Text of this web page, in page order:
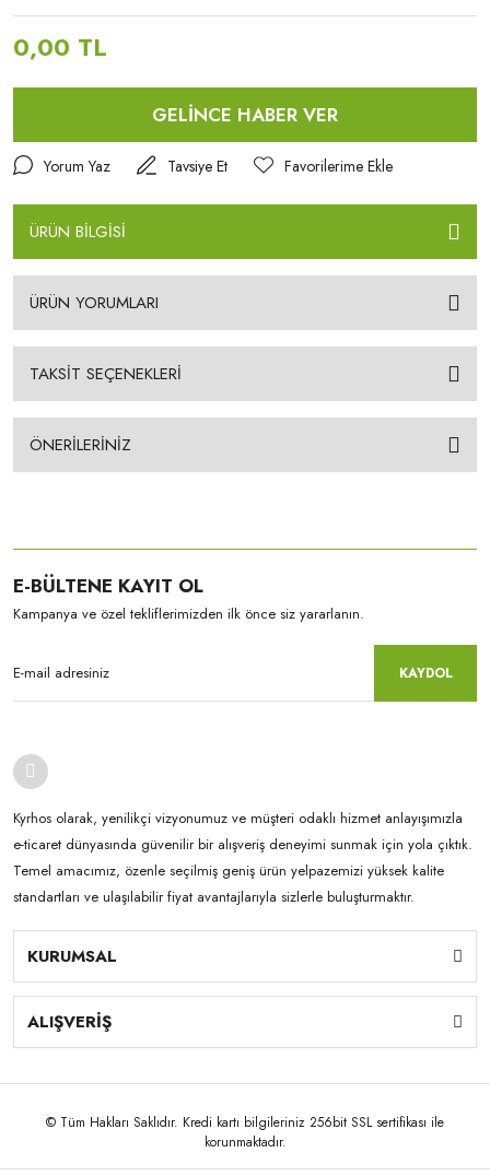
0,00 TL
GELİNCE HABER VER
Yorum Yaz Tavsiye Et
ÜRÜN BİLGİSİ
ÜRÜN YORUMLARI
TAKSİT SEÇENEKLERİ
ÖNERİLERİNİZ
E-BÜLTENE KAYIT OL
Kampanya ve özel tekliflerimizden ilk önce siz yararlanın.
KAYDOL
Kyrhos olarak, yenilikçi vizyonumuz ve müşteri odaklı hizmet anlayışımızla
e-ticaret dünyasında güvenilir bir alışveriş deneyimi sunmak için yola çıktık.
Temel amacımız, özenle seçilmiş geniş ürün yelpazemizi yüksek kalite
standartları ve ulaşılabilir fiyat avantajlarıyla sizlerle buluşturmaktır.
KURUMSAL
ALIŞVERİŞ
© Tüm Hakları Saklıdır. Kredi kartı bilgileriniz 256bit SSL sertifikası ile
korunmaktadır.